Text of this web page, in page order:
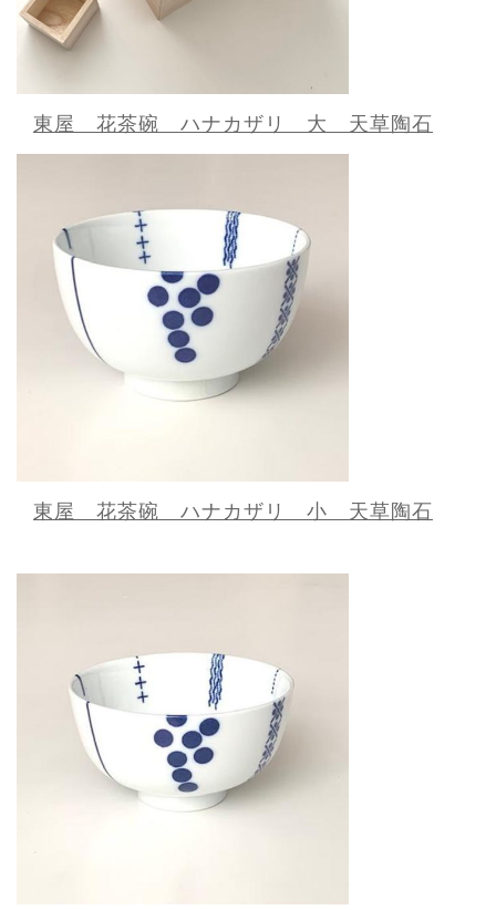
東屋 花茶碗 ハナカザリ 大 天草陶石
東屋 花茶碗 ハナカザリ 小 天草陶石